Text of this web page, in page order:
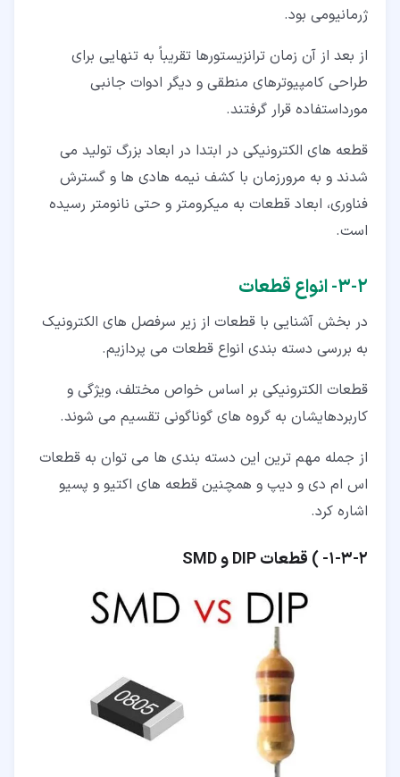
ژرمانیومی بود.
از بعد از آن زمان ترانزیستورها تقریباً به تنهایی برای
طراحی کامپیوترهای منطقی و دیگر ادوات جانبی
مورداستفاده قرار گرفتند.
قطعه های الکترونیکی در ابتدا در ابعاد بزرگ تولید می
شدند و به مرورزمان با کشف نیمه هادی ها و گسترش
فناوری، ابعاد قطعات به میکرومتر و حتی نانومتر رسیده
است.
۲‏-‏۳‏- انواع قطعات
در بخش آشنایی با قطعات از زیر سرفصل های الکترونیک
به بررسی دسته بندی انواع قطعات می پردازیم.
قطعات الکترونیکی بر اساس خواص مختلف، ویژگی و
کاربردهایشان به گروه های گوناگونی تقسیم می شوند.
از جمله مهم ترین این دسته بندی ها می توان به قطعات
اس ام دی و دیپ و همچنین قطعه های اکتیو و پسیو
اشاره کرد.
۲‏-‏۳‏-‏۱‏- ) قطعات DIP و SMD